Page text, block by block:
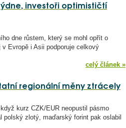
investoři optimističtí
dne růstem, který se mohl opřít o
Evropě i Asii podporuje celkový
celý článek »
regionální měny ztrácely
kurz CZK/EUR neopustil pásmo
zlotý, maďarský forint pak oslabil